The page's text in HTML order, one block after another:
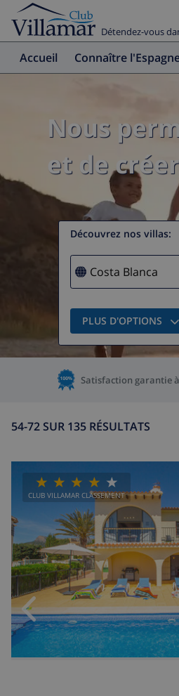
Détendez-vous
Accueil Connaître
Nous
et de
Découvrez nos villas:
PLUS D'OPTIONS
Satisfaction garantie
54-72 SUR 135 RÉSULTATS
CLUB VILLAMAR CLASSEMENT